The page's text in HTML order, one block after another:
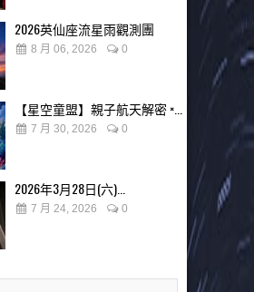
2026英仙座流星雨觀測團
8 月 06, 2026 0
【星空童盟】親子航天解密 ×...
7 月 30, 2026 0
2026年3月28日(六)...
7 月 24, 2026 0